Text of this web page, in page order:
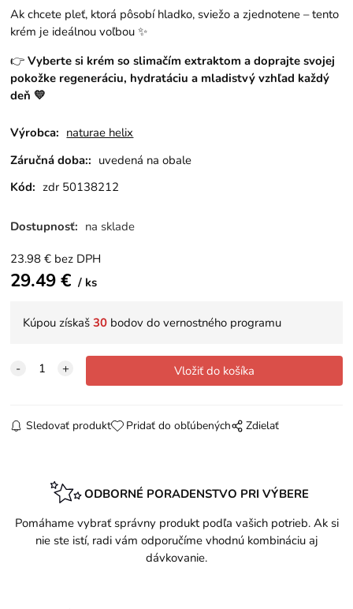
Ak chcete pleť, ktorá pôsobí hladko, sviežo a zjednotene – tento
krém je ideálnou voľbou ✨
👉Vyberte si krém so slimačím extraktom a doprajte svojej
pokožke regeneráciu, hydratáciu a mladistvý vzhľad každý
deň 💛
Výrobca: naturae helix
Záručná doba:: uvedená na obale
Kód: zdr 50138212
Dostupnosť: na sklade
23.98 € bez DPH
29.49€ ks
Kúpou získaš30 bodov do vernostného programu
Sledovať produkt Pridať do obľúbených Zdielať
ODBORNÉ PORADENSTVO PRI VÝBERE
Pomáhame vybrať správny produkt podľa vašich potrieb. Ak si
nie ste istí, radi vám odporučíme vhodnú kombináciu aj
dávkovanie.